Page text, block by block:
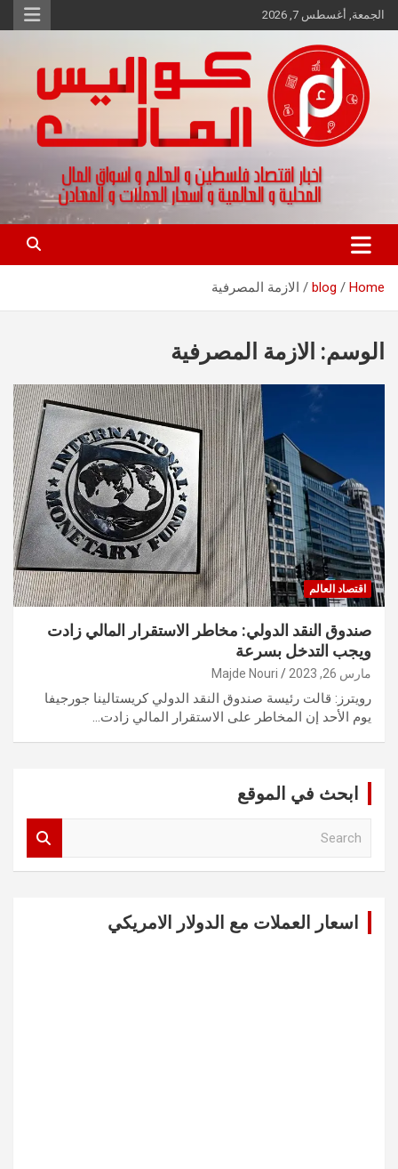
Skip
to
الجمعة, أغسطس 7, 2026
كواليس المال
اخبار اقتصاد فلسطين و العالم و تقارير اسواق المال و العملات
Home
blog الازمة المصرفية
الوسم: الازمة المصرفية
اقتصاد العالم
صندوق النقد الدولي: مخاطر الاستقرار المالي زادت
ويجب التدخل بسرعة
مارس 26, 2023 Majde Nouri
رويترز: قالت رئيسة صندوق النقد الدولي كريستالينا جورجيفا
يوم الأحد إن المخاطر على الاستقرار المالي زادت…
ابحث في الموقع
اسعار العملات مع الدولار الامريكي